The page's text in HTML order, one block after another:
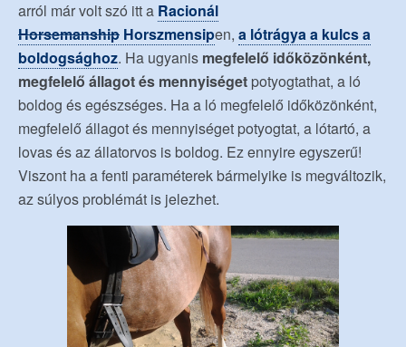
arról már volt szó itt a Racionál
Horsemanship Horszmensipen, a lótrágya a kulcs a
boldogsághoz. Ha ugyanis megfelelő időközönként,
megfelelő állagot és mennyiséget potyogtathat, a ló
boldog és egészséges. Ha a ló megfelelő időközönként,
megfelelő állagot és mennyiséget potyogtat, a lótartó, a
lovas és az állatorvos is boldog. Ez ennyire egyszerű!
Viszont ha a fenti paraméterek bármelyike is megváltozik,
az súlyos problémát is jelezhet.